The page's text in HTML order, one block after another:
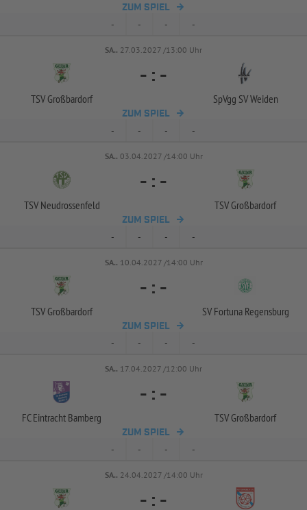
ZUM SPIEL
- - - -
SA.. 27.03.2027 /13:00 Uhr
TSV Großbardorf
- : -
SpVgg SV Weiden
ZUM SPIEL
- - - -
SA.. 03.04.2027 /14:00 Uhr
TSV Neudrossenfeld
- : -
TSV Großbardorf
ZUM SPIEL
- - - -
SA.. 10.04.2027 /14:00 Uhr
TSV Großbardorf
- : -
SV Fortuna Regensburg
ZUM SPIEL
- - - -
SA.. 17.04.2027 /12:00 Uhr
FC Eintracht Bamberg
- : -
TSV Großbardorf
ZUM SPIEL
- - - -
SA.. 24.04.2027 /14:00 Uhr
- : -